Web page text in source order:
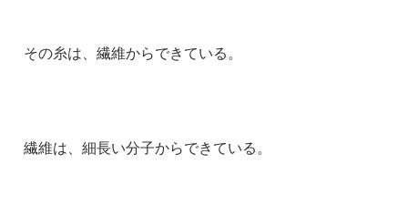
その糸は、繊維からできている。
繊維は、細長い分子からできている。